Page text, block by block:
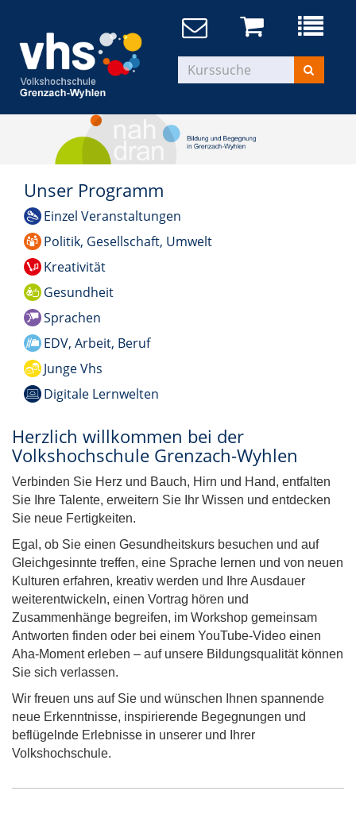
Unser Programm
Einzel Veranstaltungen
Politik, Gesellschaft, Umwelt
Kreativität
Gesundheit
Sprachen
EDV, Arbeit, Beruf
Junge Vhs
Digitale Lernwelten
Herzlich willkommen bei der
Volkshochschule Grenzach-Wyhlen
Verbinden Sie Herz und Bauch, Hirn und Hand, entfalten
Sie Ihre Talente, erweitern Sie Ihr Wissen und entdecken
Sie neue Fertigkeiten.
Egal, ob Sie einen Gesundheitskurs besuchen und auf
Gleichgesinnte treffen, eine Sprache lernen und von neuen
Kulturen erfahren, kreativ werden und Ihre Ausdauer
weiterentwickeln, einen Vortrag hören und
Zusammenhänge begreifen, im Workshop gemeinsam
Antworten finden oder bei einem YouTube-Video einen
Aha-Moment erleben – auf unsere Bildungsqualität können
Sie sich verlassen.
Wir freuen uns auf Sie und wünschen Ihnen spannende
neue Erkenntnisse, inspirierende Begegnungen und
beflügelnde Erlebnisse in unserer und Ihrer
Volkshochschule.